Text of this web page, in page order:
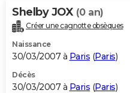
Shelby JOX (0 an)
Créer une cagnotte obsèques
Naissance
30/03/2007 à Paris (Paris)
Décès
30/03/2007 à Paris (Paris)